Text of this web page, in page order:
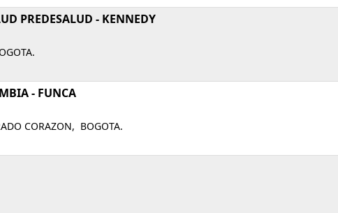
PREDESALUD - KENNEDY
- FUNCA
CORAZON, BOGOTA.